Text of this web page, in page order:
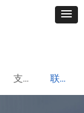
支持与服务 联系我们